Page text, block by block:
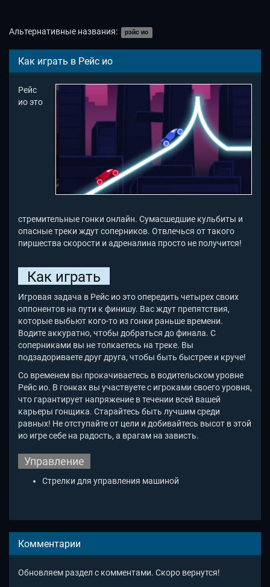
Альтернативные названия: рэйс ио
Как играть в Рейс ио
Рейс
ио это
стремительные гонки онлайн. Сумасшедшие кульбиты и
опасные треки ждут соперников. Отвлечься от такого
пиршества скорости и адреналина просто не получится!
Как играть
Игровая задача в Рейс ио это опередить четырех своих
оппонентов на пути к финишу. Вас ждут препятствия,
которые выбьют кого-то из гонки раньше времени.
Водите аккуратно, чтобы добраться до финала. С
соперниками вы не толкаетесь на треке. Вы
подзадориваете друг друга, чтобы быть быстрее и круче!
Со временем вы прокачиваетесь в водительском уровне
Рейс ио. В гонках вы участвуете с игроками своего уровня,
что гарантирует напряжение в течении всей вашей
карьеры гонщика. Старайтесь быть лучшим среди
равных! Не отступайте от цели и добивайтесь высот в этой
ио игре себе на радость, а врагам на зависть.
Управление
Стрелки для управления машиной
Комментарии
Обновляем раздел с комментами. Скоро вернутся!